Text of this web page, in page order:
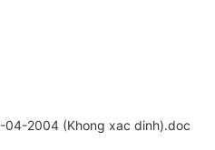
04-2004 (Khong xac dinh).doc